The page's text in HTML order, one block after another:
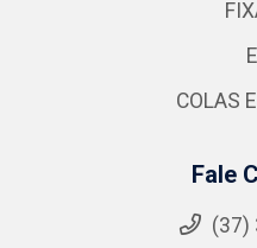
COLAS
Fale
(37)